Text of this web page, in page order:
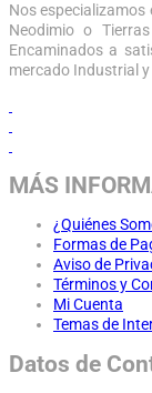
Nos especializamos
Neodimio o
Encaminados a
mercado Industrial
MÁS
¿Quiénes
Formas de
Aviso de
Términos y
Mi Cuenta
Temas de
Datos de